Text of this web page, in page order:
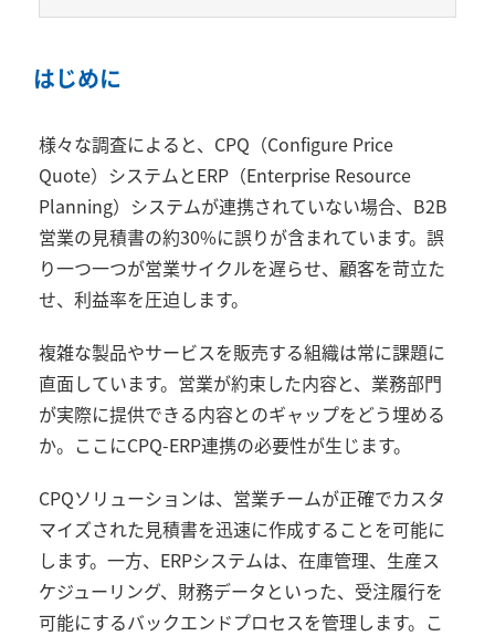
はじめに
様々な調査によると、 CPQ （Configure Price
Quote）システムとERP （Enterprise Resource
Planning）システムが連携されていない場合、 B2B
営業の見積書の約30%に誤りが含まれています。誤
り一つ一つが営業サイクルを遅らせ、顧客を苛立た
せ、利益率を圧迫します。
複雑な製品やサービスを販売する組織は常に課題に
直面しています。営業が約束した内容と、業務部門
が実際に提供できる内容とのギャップをどう埋める
か。ここにCPQ-ERP連携の必要性が生じます。
CPQソリューションは、営業チームが正確でカスタ
マイズされた見積書を迅速に作成することを可能に
します。一方、 ERPシステムは、在庫管理、生産ス
ケジューリング、財務データといった、受注履行を
可能にするバックエンドプロセスを管理します。こ